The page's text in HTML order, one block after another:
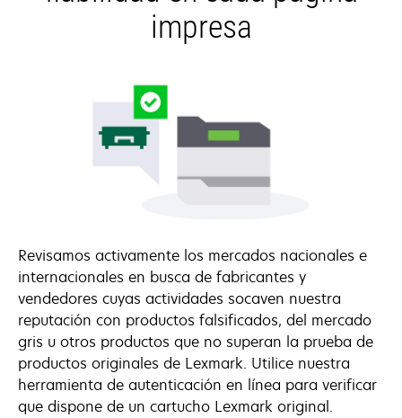
impresa
Revisamos activamente los mercados nacionales e
internacionales en busca de fabricantes y
vendedores cuyas actividades socaven nuestra
reputación con productos falsificados, del mercado
gris u otros productos que no superan la prueba de
productos originales de Lexmark. Utilice nuestra
herramienta de autenticación en línea para verificar
que dispone de un cartucho Lexmark original.